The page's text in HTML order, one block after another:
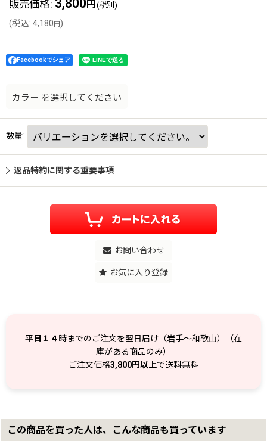
販売価格: 3,800 円 (税別)
(税込: 4,180円)
Facebookでシェア
カラー を選択してください
数量:
返品特約に関する重要事項
お問い合わせ
お気に入り登録
平日１４時までのご注文を翌日届け（岩手～和歌山）（在
庫がある商品のみ）
ご注文価格3,800円以上で送料無料
この商品を買った人は、こんな商品も買っています